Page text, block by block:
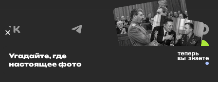
© 1999–2026 Все права защищены.
Угадайте, где
настоящее фото